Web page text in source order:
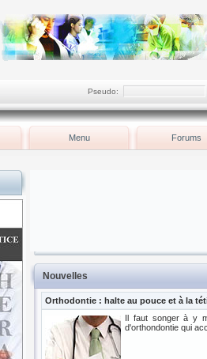
Pseudo:
Menu Forums
Nouvelles
Orthodontie : halte au pouce et à la
Il faut songer à y
d'orthondontie qui